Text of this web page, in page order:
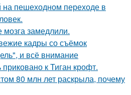
пешеходном переходе в
мозга замедлили.
кадры со съёмок
и всё внимание
к Тиган крофт.
80 млн лет раскрыла, почему